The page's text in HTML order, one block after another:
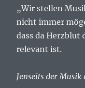
„Wir stellen
nicht immer
dass da Herzblut
relevant ist.
Jenseits der Musik